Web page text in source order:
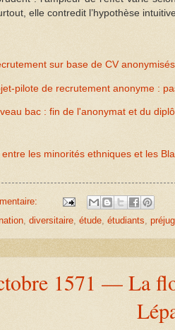
elle contredit l’hypothèse
sur base de CV
pilote de recrutement anonyme :
bac : fin de l'anonymat et du
les minorités ethniques et les
diversitaire étude étudiants
1571 — La